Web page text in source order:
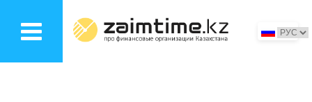
основному